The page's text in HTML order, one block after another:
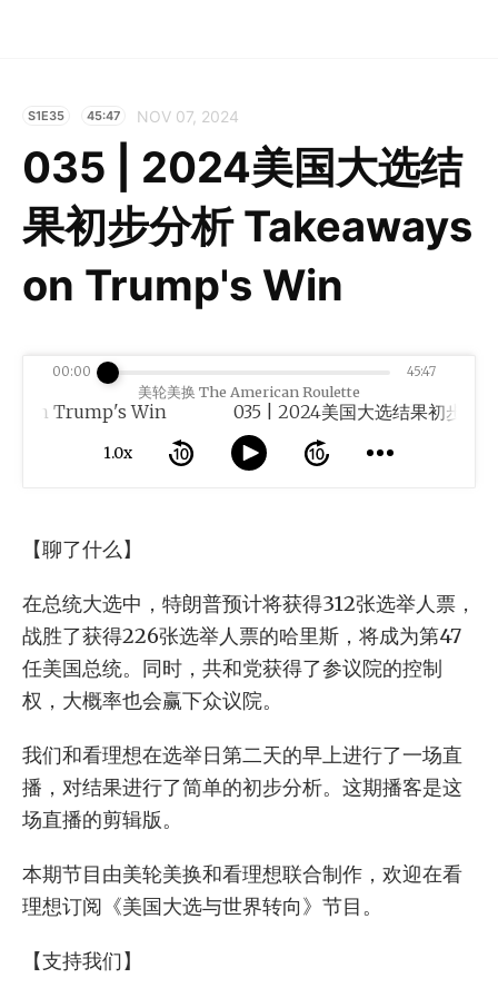
S1E35 45:47 NOV 07, 2024
035 | 2024美国大选结
果初步分析 Takeaways
on Trump's Win
美轮美换 The American Roulette
Trump's Win
1.0x
00:00 45:47
【聊了什么】
在总统大选中，特朗普预计将获得312张选举人票，
战胜了获得226张选举人票的哈里斯，将成为第47
任美国总统。同时，共和党获得了参议院的控制
权，大概率也会赢下众议院。
我们和看理想在选举日第二天的早上进行了一场直
播，对结果进行了简单的初步分析。这期播客是这
场直播的剪辑版。
本期节目由美轮美换和看理想联合制作，欢迎在看
理想订阅《美国大选与世界转向》节目。
【支持我们】